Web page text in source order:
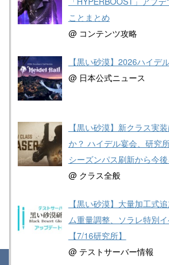
ことまとめ
@ コンテンツ攻略
【黒い砂漠】2026ハイデ
@ 日本公式ニュース
【黒い砂漠】新クラス実
か？ ハイデル宴会、研究所
シーズンパス刷新から今
@ クラス全般
【黒い砂漠】大量加工式
ム重量調整、ソラレ特別
【7/16研究所】
@ テストサーバー情報